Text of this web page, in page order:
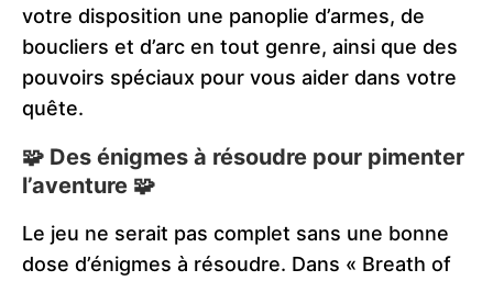
votre disposition une panoplie d’armes, de
boucliers et d’arc en tout genre, ainsi que des
pouvoirs spéciaux pour vous aider dans votre
quête.
🧩 Des énigmes à résoudre pour pimenter
l’aventure 🧩
Le jeu ne serait pas complet sans une bonne
dose d’énigmes à résoudre. Dans « Breath of